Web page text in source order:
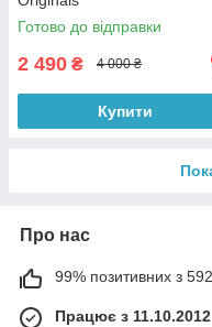
Готово до відправки
2 490 ₴ 4 000 ₴
Купити
Про нас
99% позитивних з 592
Працює з 11.10.2012